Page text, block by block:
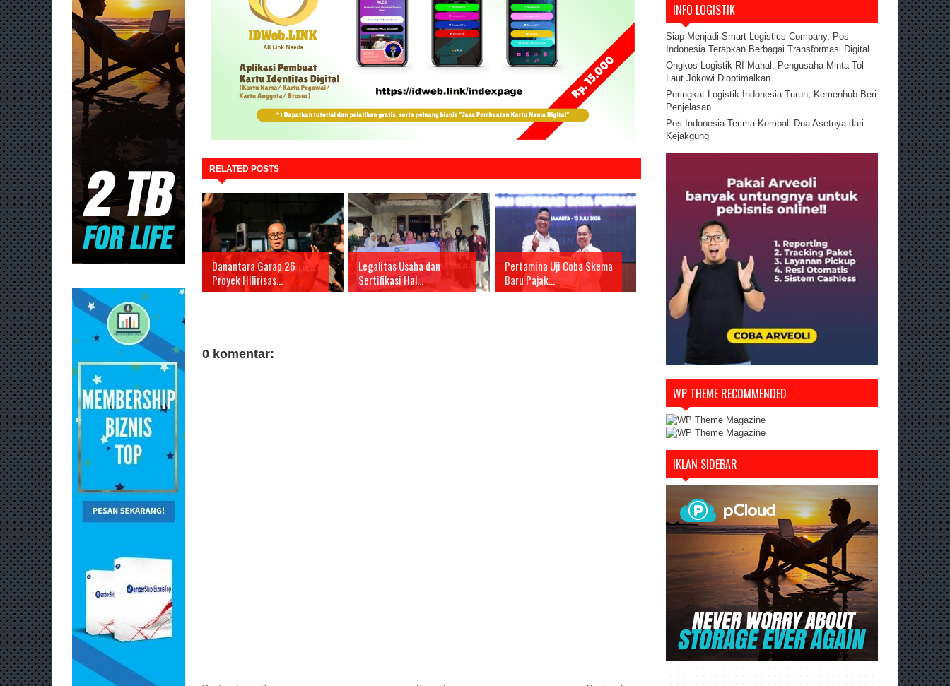
RELATED POSTS
Danantara Garap 26
Proyek Hilirisas...
Legalitas Usaha dan
Sertifikasi Hal...
Pertamina Uji Coba Skema
Baru Pajak...
0 komentar:
INFO LOGISTIK
Siap Menjadi Smart Logistics Company, Pos
Indonesia Terapkan Berbagai Transformasi Digital
Ongkos Logistik RI Mahal, Pengusaha Minta Tol
Laut Jokowi Dioptimalkan
Peringkat Logistik Indonesia Turun, Kemenhub Beri
Penjelasan
Pos Indonesia Terima Kembali Dua Asetnya dari
Kejakgung
WP THEME RECOMMENDED
IKLAN SIDEBAR